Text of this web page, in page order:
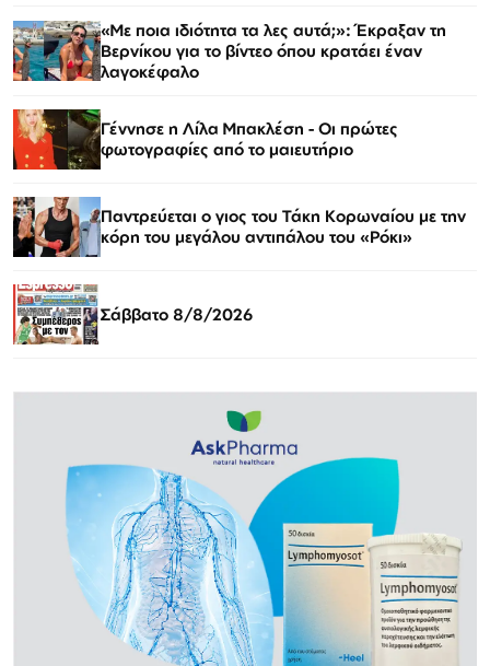
«Με ποια ιδιότητα τα λες αυτά;»: Έκραξαν τη
Βερνίκου για το βίντεο όπου κρατάει έναν
λαγοκέφαλο
Γέννησε η Λίλα Μπακλέση - Οι πρώτες
φωτογραφίες από το μαιευτήριο
Παντρεύεται ο γιος του Τάκη Κορωναίου με την
κόρη του μεγάλου αντιπάλου του «Ρόκι»
Σάββατο 8/8/2026